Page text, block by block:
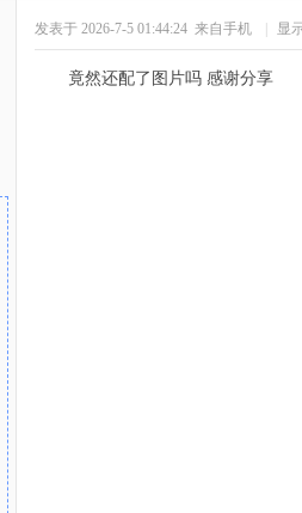
发表于 2026-7-5 01:44:24 来自手机 显
竟然还配了图片吗 感谢分享